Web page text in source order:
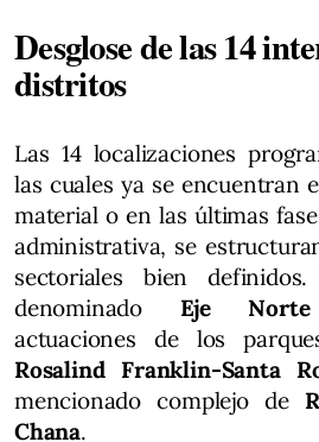
Desglose de las 14
distritos
Las 14 localizaciones
las cuales ya se encuentran
material o en las últimas
administrativa, se
sectoriales bien
denominado Eje Norte
actuaciones de los
Rosalind Franklin-Santa
mencionado complejo de
Chana.